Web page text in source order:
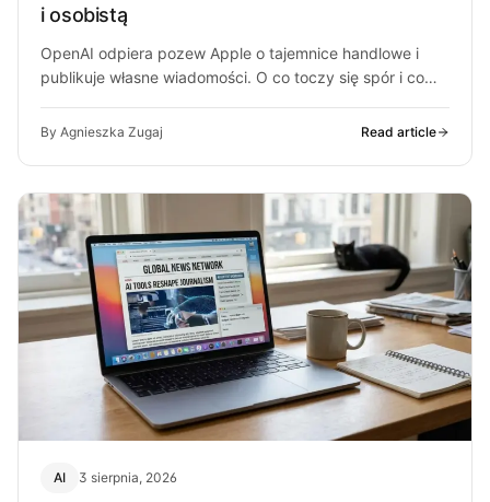
i osobistą
OpenAI odpiera pozew Apple o tajemnice handlowe i
publikuje własne wiadomości. O co toczy się spór i co
By Agnieszka Zugaj Read article
AI 3 sierpnia, 2026